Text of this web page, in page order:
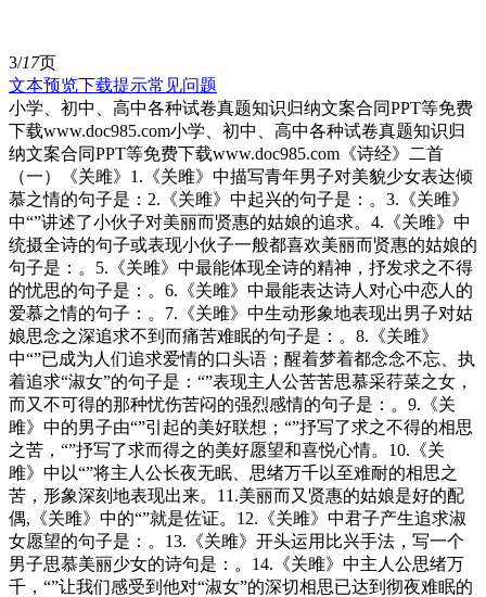
3/17页
文本预览下载提示常见问题
小学、初中、高中各种试卷真题知识归纳文案合同PPT等免费
下载www.doc985.com小学、初中、高中各种试卷真题知识归
纳文案合同PPT等免费下载www.doc985.com《诗经》二首
（一）《关雎》1.《关雎》中描写青年男子对美貌少女表达倾
慕之情的句子是：2.《关雎》中起兴的句子是：。3.《关雎》
中“”讲述了小伙子对美丽而贤惠的姑娘的追求。4.《关雎》中
统摄全诗的句子或表现小伙子一般都喜欢美丽而贤惠的姑娘的
句子是：。5.《关雎》中最能体现全诗的精神，抒发求之不得
的忧思的句子是：。6.《关雎》中最能表达诗人对心中恋人的
爱慕之情的句子：。7.《关雎》中生动形象地表现出男子对姑
娘思念之深追求不到而痛苦难眠的句子是：。8.《关雎》
中“”已成为人们追求爱情的口头语；醒着梦着都念念不忘、执
着追求“淑女”的句子是：“”表现主人公苦苦思慕采荇菜之女，
而又不可得的那种忧伤苦闷的强烈感情的句子是：。9.《关
雎》中的男子由“”引起的美好联想；“”抒写了求之不得的相思
之苦，“”抒写了求而得之的美好愿望和喜悦心情。10.《关
雎》中以“”将主人公长夜无眠、思绪万千以至难耐的相思之
苦，形象深刻地表现出来。11.美丽而又贤惠的姑娘是好的配
偶,《关雎》中的“”就是佐证。12.《关雎》中君子产生追求淑
女愿望的句子是：。13.《关雎》开头运用比兴手法，写一个
男子思慕美丽少女的诗句是：。14.《关雎》中主人公思绪万
千，“”让我们感受到他对“淑女”的深切相思已达到彻夜难眠的